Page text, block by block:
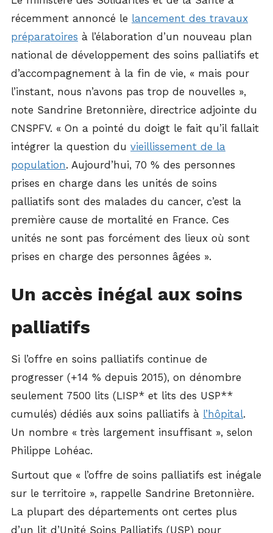
récemment annoncé le lancement des travaux
préparatoires à l’élaboration d’un nouveau plan
national de développement des soins palliatifs et
d’accompagnement à la fin de vie, « mais pour
l’instant, nous n’avons pas trop de nouvelles »,
note Sandrine Bretonnière, directrice adjointe du
CNSPFV. « On a pointé du doigt le fait qu’il fallait
intégrer la question du vieillissement de la
population. Aujourd’hui, 70 % des personnes
prises en charge dans les unités de soins
palliatifs sont des malades du cancer, c’est la
première cause de mortalité en France. Ces
unités ne sont pas forcément des lieux où sont
prises en charge des personnes âgées ».
Un accès inégal aux soins
palliatifs
Si l’offre en soins palliatifs continue de
progresser (+14 % depuis 2015), on dénombre
seulement 7500 lits (LISP* et lits des USP**
cumulés) dédiés aux soins palliatifs à l’hôpital.
Un nombre « très largement insuffisant », selon
Philippe Lohéac.
Surtout que « l’offre de soins palliatifs est inégale
sur le territoire », rappelle Sandrine Bretonnière.
La plupart des départements ont certes plus
d’un lit d’Unité Soins Palliatifs (USP) pour